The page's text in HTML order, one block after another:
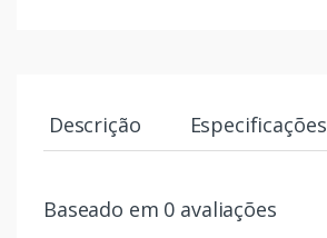
Descrição Especificações
Baseado em 0 avaliações